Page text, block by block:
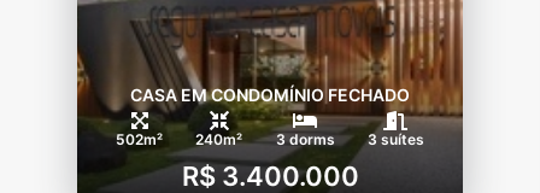
CASA EM CONDOMÍNIO FECHADO
502m² 240m² 3 dorms 3 suítes
R$ 3.400.000